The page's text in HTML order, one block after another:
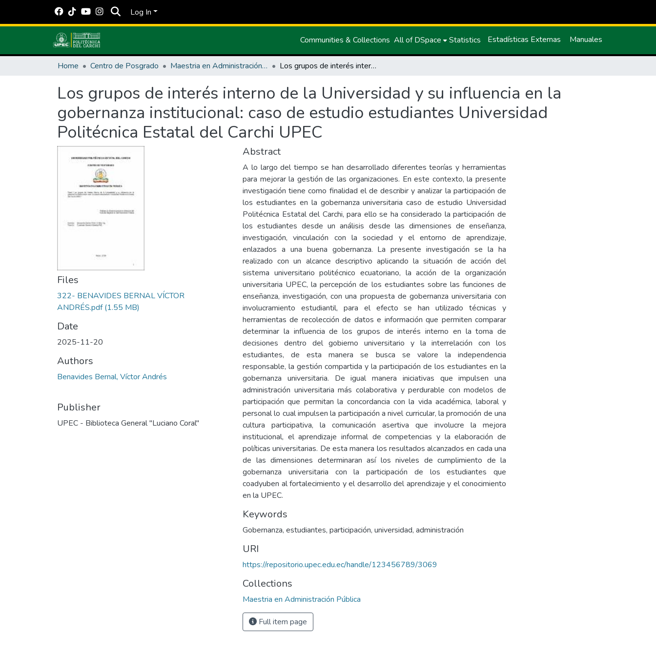
Log In
Communities & Collections All of DSpace Statistics Estadísticas Externas Manuales
Home Centro de Posgrado Maestria en Administración Pública Los grupos de interés interno de la Universidad y su influencia en la gobernanza institucional: caso de estudio estudiantes Universidad Politécnica Estatal del Carchi UPEC
Los grupos de interés interno de la Universidad y su influencia en la
gobernanza institucional: caso de estudio estudiantes Universidad
Politécnica Estatal del Carchi UPEC
Files
322- BENAVIDES BERNAL VÍCTOR
ANDRÉS.pdf(1.55 MB)
Date
2025-11-20
Authors
Benavides Bernal, Víctor Andrés
Publisher
UPEC - Biblioteca General "Luciano Coral"
Abstract
A lo largo del tiempo se han desarrollado diferentes teorías y herramientas
para mejorar la gestión de las organizaciones. En este contexto, la presente
investigación tiene como finalidad el de describir y analizar la participación de
los estudiantes en la gobernanza universitaria caso de estudio Universidad
Politécnica Estatal del Carchi, para ello se ha considerado la participación de
los estudiantes desde un análisis desde las dimensiones de enseñanza,
investigación, vinculación con la sociedad y el entorno de aprendizaje,
enlazados a una buena gobernanza. La presente investigación se la ha
realizado con un alcance descriptivo aplicando la situación de acción del
sistema universitario politécnico ecuatoriano, la acción de la organización
universitaria UPEC, la percepción de los estudiantes sobre las funciones de
enseñanza, investigación, con una propuesta de gobernanza universitaria con
involucramiento estudiantil, para el efecto se han utilizado técnicas y
herramientas de recolección de datos e información que permiten comparar
determinar la influencia de los grupos de interés interno en la toma de
decisiones dentro del gobierno universitario y la interrelación con los
estudiantes, de esta manera se busca se valore la independencia
responsable, la gestión compartida y la participación de los estudiantes en la
gobernanza universitaria. De igual manera iniciativas que impulsen una
administración universitaria más colaborativa y perdurable con modelos de
participación que permitan la concordancia con la vida académica, laboral y
personal lo cual impulsen la participación a nivel curricular, la promoción de una
cultura participativa, la comunicación asertiva que involucre la mejora
institucional, el aprendizaje informal de competencias y la elaboración de
políticas universitarias. De esta manera los resultados alcanzados en cada una
de las dimensiones determinaran así los niveles de cumplimiento de la
gobernanza universitaria con la participación de los estudiantes que
coadyuben al fortalecimiento y el desarrollo del aprendizaje y el conocimiento
en la UPEC.
Keywords
Gobernanza, estudiantes, participación, universidad, administración
URI
https://repositorio.upec.edu.ec/handle/123456789/3069
Collections
Maestria en Administración Pública
Full item page